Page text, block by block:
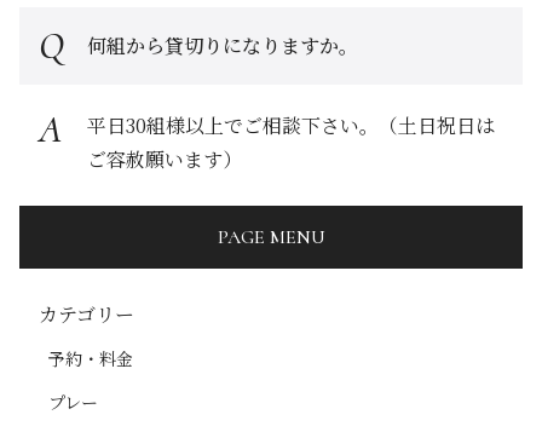
何組から貸切りになりますか。
平日30組様以上でご相談下さい。（土日祝日は
ご容赦願います）
PAGE MENU
カテゴリー
予約・料金
プレー